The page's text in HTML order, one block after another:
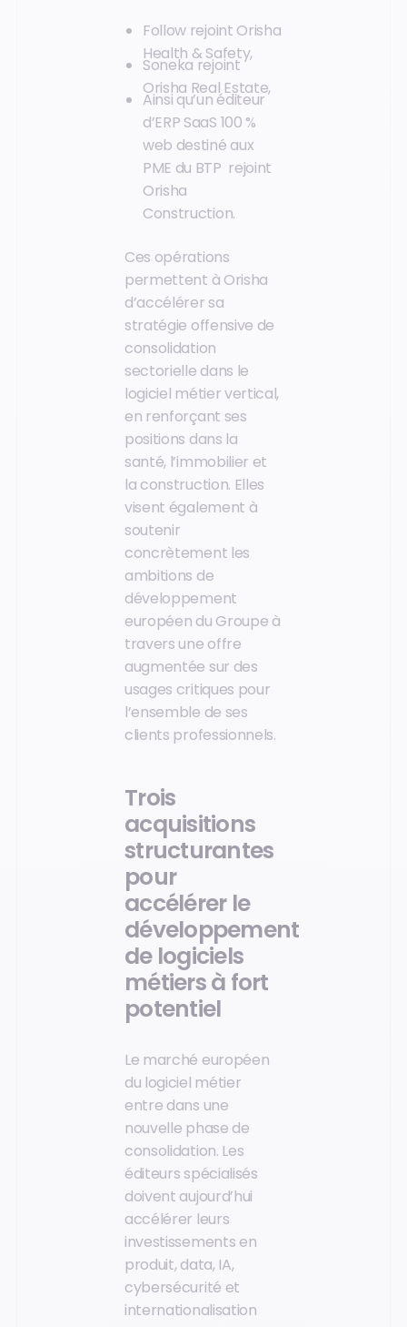
Follow rejoint Orisha
Health & Safety,
Soneka rejoint
Orisha Real Estate,
Ainsi qu’un éditeur
d’ERP SaaS 100 %
web destiné aux
PME du BTP rejoint
Orisha
Construction.
Ces opérations
permettent à Orisha
d’accélérer sa
stratégie offensive de
consolidation
sectorielle dans le
logiciel métier vertical,
en renforçant ses
positions dans la
santé, l’immobilier et
la construction. Elles
visent également à
soutenir
concrètement les
ambitions de
développement
européen du Groupe à
travers une offre
augmentée sur des
usages critiques pour
l’ensemble de ses
clients professionnels.
Trois
acquisitions
structurantes
pour
accélérer le
développement
de logiciels
métiers à fort
potentiel
Le marché européen
du logiciel métier
entre dans une
nouvelle phase de
consolidation. Les
éditeurs spécialisés
doivent aujourd’hui
accélérer leurs
investissements en
produit, data, IA,
cybersécurité et
internationalisation